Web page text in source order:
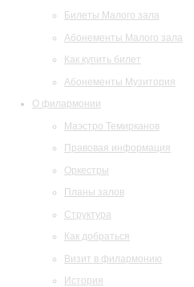
Билеты Малого зала
Абонементы Малого зала
Как купить билет
Абонементы Музитория
О филармонии
Маэстро Темирканов
Правовая информация
Оркестры
Планы залов
Структура
Как добраться
Визит в филармонию
История